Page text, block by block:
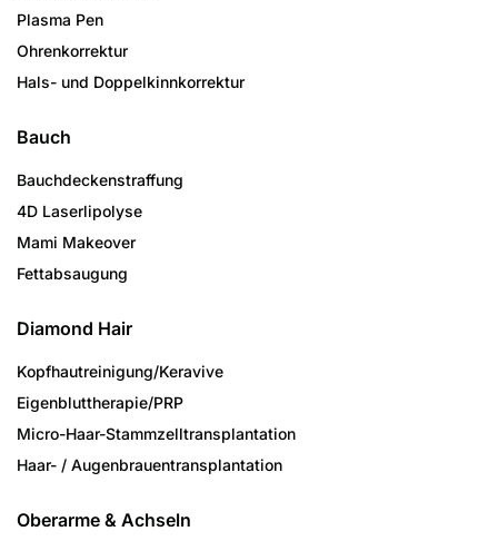
Plasma Pen
Ohrenkorrektur
Hals- und Doppelkinnkorrektur
Bauch
Bauchdeckenstraffung
4D Laserlipolyse
Mami Makeover
Fettabsaugung
Diamond Hair
Kopfhautreinigung/­Keravive
Eigenbluttherapie/PRP
Micro-Haar-Stammzell­transplantation
Haar- / Augenbrauen­transplantation
Oberarme & Achseln